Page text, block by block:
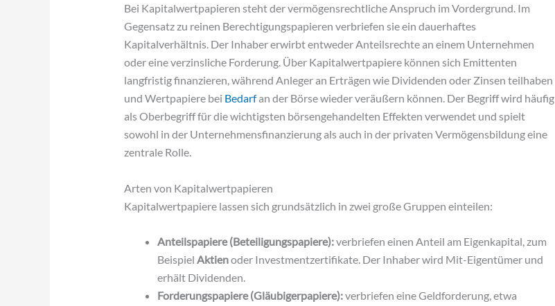
Bei Kapitalwertpapieren steht der vermögensrechtliche Anspruch im Vordergrund. Im
Gegensatz zu reinen Berechtigungspapieren verbriefen sie ein dauerhaftes
Kapitalverhältnis. Der Inhaber erwirbt entweder Anteilsrechte an einem Unternehmen
oder eine verzinsliche Forderung. Über Kapitalwertpapiere können sich Emittenten
langfristig finanzieren, während Anleger an Erträgen wie Dividenden oder Zinsen teilhaben
und Wertpapiere bei Bedarfan der Börse wieder veräußern können. Der Begriff wird häufig
als Oberbegriff für die wichtigsten börsengehandelten Effekten verwendet und spielt
sowohl in der Unternehmensfinanzierung als auch in der privaten Vermögensbildung eine
zentrale Rolle.
Arten von Kapitalwertpapieren
Kapitalwertpapiere lassen sich grundsätzlich in zwei große Gruppen einteilen:
Anteilspapiere (Beteiligungspapiere):verbriefen einen Anteil am Eigenkapital, zum
Beispiel Aktienoder Investmentzertifikate. Der Inhaber wird Mit-Eigentümer und
erhält Dividenden.
Forderungspapiere (Gläubigerpapiere):verbriefen eine Geldforderung, etwa